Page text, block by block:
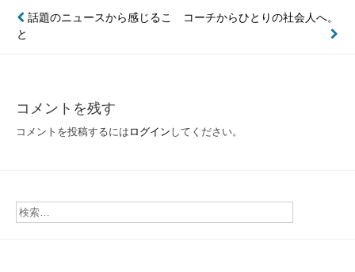
投
稿
ビ
ゲ
ョ
ン
話題のニュースから感じるこ
と
コーチからひとりの社会人へ。
コメントを残す
コメントを投稿するには ログイン してください。